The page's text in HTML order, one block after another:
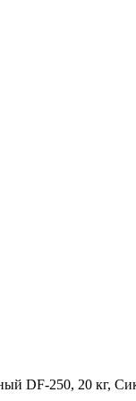
DF-250, 20 кг,